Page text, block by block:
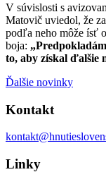
V súvislosti s
Matovič uviedol, že
podľa neho môže ísť
boja:
to, aby získal ďalšie
Ďalšie novinky
Kontakt
Linky